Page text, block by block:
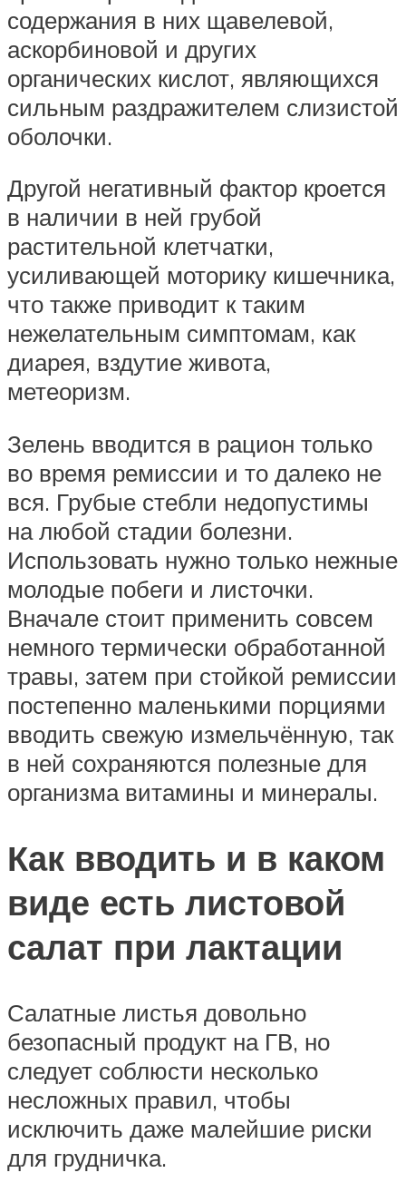
содержания в них щавелевой,
аскорбиновой и других
органических кислот, являющихся
сильным раздражителем слизистой
оболочки.
Другой негативный фактор кроется
в наличии в ней грубой
растительной клетчатки,
усиливающей моторику кишечника,
что также приводит к таким
нежелательным симптомам, как
диарея, вздутие живота,
метеоризм.
Зелень вводится в рацион только
во время ремиссии и то далеко не
вся. Грубые стебли недопустимы
на любой стадии болезни.
Использовать нужно только нежные
молодые побеги и листочки.
Вначале стоит применить совсем
немного термически обработанной
травы, затем при стойкой ремиссии
постепенно маленькими порциями
вводить свежую измельчённую, так
в ней сохраняются полезные для
организма витамины и минералы.
Как вводить и в каком
виде есть листовой
салат при лактации
Салатные листья довольно
безопасный продукт на ГВ, но
следует соблюсти несколько
несложных правил, чтобы
исключить даже малейшие риски
для грудничка.